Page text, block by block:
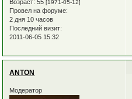
Возраст: 55[1971-05-12]
Провел на форуме:
2 дня 10 часов
Последний визит:
2011-06-05 15:32
ANTON
Модератор